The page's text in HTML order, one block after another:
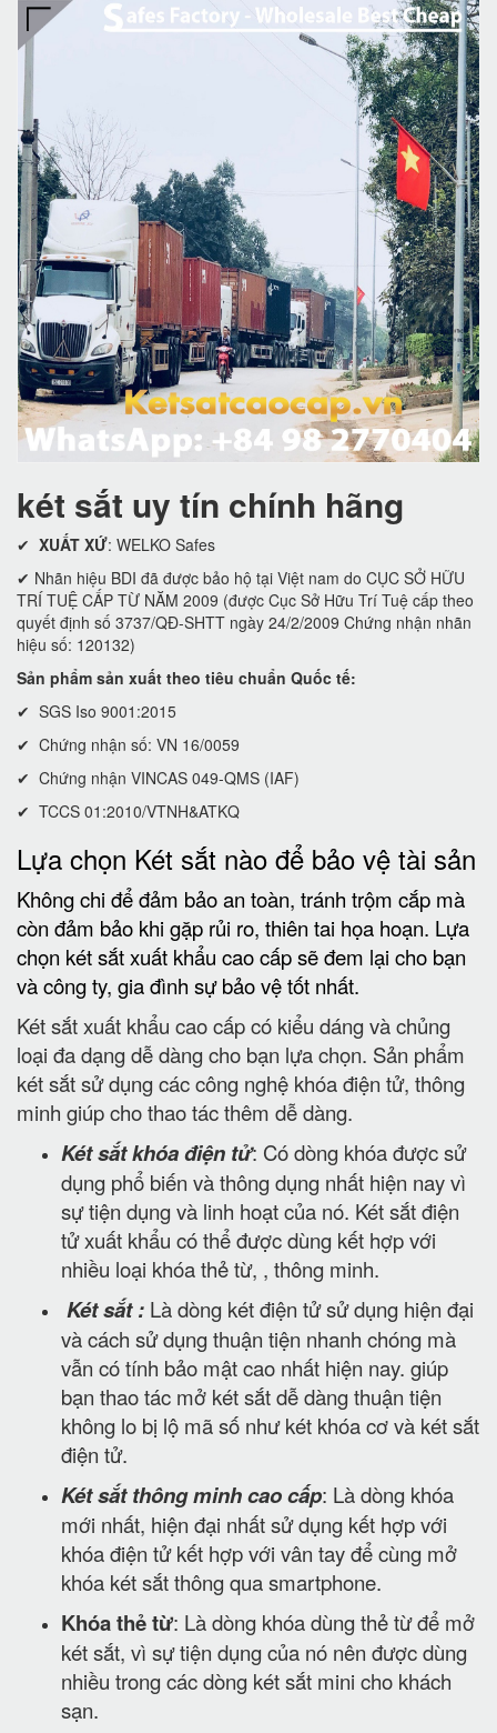
két sắt uy tín chính hãng
✔ XUẤT XỨ: WELKO Safes
✔ Nhãn hiệu BDI đã được bảo hộ tại Việt nam do CỤC SỞ HỮU
TRÍ TUỆ CẤP TỪ NĂM 2009 (được Cục Sở Hữu Trí Tuệ cấp theo
quyết định số 3737/QĐ-SHTT ngày 24/2/2009 Chứng nhận nhãn
hiệu số: 120132)
Sản phẩm sản xuất theo tiêu chuẩn Quốc tế:
✔ SGS Iso 9001:2015
✔ Chứng nhận số: VN 16/0059
✔ Chứng nhận VINCAS 049-QMS (IAF)
✔ TCCS 01:2010/VTNH&ATKQ
Lựa chọn Két sắt nào để bảo vệ tài sản
Không chi để đảm bảo an toàn, tránh trộm cắp mà
còn đảm bảo khi gặp rủi ro, thiên tai họa hoạn. Lựa
chọn két sắt xuất khẩu cao cấp sẽ đem lại cho bạn
và công ty, gia đình sự bảo vệ tốt nhất.
Két sắt xuất khẩu cao cấp có kiểu dáng và chủng
loại đa dạng dễ dàng cho bạn lựa chọn. Sản phẩm
két sắt sử dụng các công nghệ khóa điện tử, thông
minh giúp cho thao tác thêm dễ dàng.
Két sắt khóa điện tử: Có dòng khóa được sử
dụng phổ biến và thông dụng nhất hiện nay vì
sự tiện dụng và linh hoạt của nó. Két sắt điện
tử xuất khẩu có thể được dùng kết hợp với
nhiều loại khóa thẻ từ, , thông minh.
Két sắt : Là dòng két điện tử sử dụng hiện đại
và cách sử dụng thuận tiện nhanh chóng mà
vẫn có tính bảo mật cao nhất hiện nay. giúp
bạn thao tác mở két sắt dễ dàng thuận tiện
không lo bị lộ mã số như két khóa cơ và két sắt
điện tử.
Két sắt thông minh cao cấp: Là dòng khóa
mới nhất, hiện đại nhất sử dụng kết hợp với
khóa điện tử kết hợp với vân tay để cùng mở
khóa két sắt thông qua smartphone.
Khóa thẻ từ: Là dòng khóa dùng thẻ từ để mở
két sắt, vì sự tiện dụng của nó nên được dùng
nhiều trong các dòng két sắt mini cho khách
sạn.